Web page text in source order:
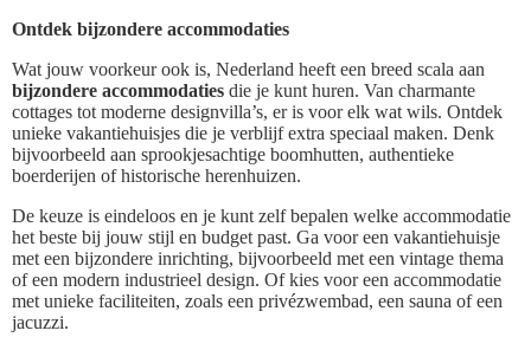
Ontdek bijzondere accommodaties
Wat jouw voorkeur ook is, Nederland heeft een breed scala aan
bijzondere accommodaties die je kunt huren. Van charmante
cottages tot moderne designvilla’s, er is voor elk wat wils. Ontdek
unieke vakantiehuisjes die je verblijf extra speciaal maken. Denk
bijvoorbeeld aan sprookjesachtige boomhutten, authentieke
boerderijen of historische herenhuizen.
De keuze is eindeloos en je kunt zelf bepalen welke accommodatie
het beste bij jouw stijl en budget past. Ga voor een vakantiehuisje
met een bijzondere inrichting, bijvoorbeeld met een vintage thema
of een modern industrieel design. Of kies voor een accommodatie
met unieke faciliteiten, zoals een privézwembad, een sauna of een
jacuzzi.